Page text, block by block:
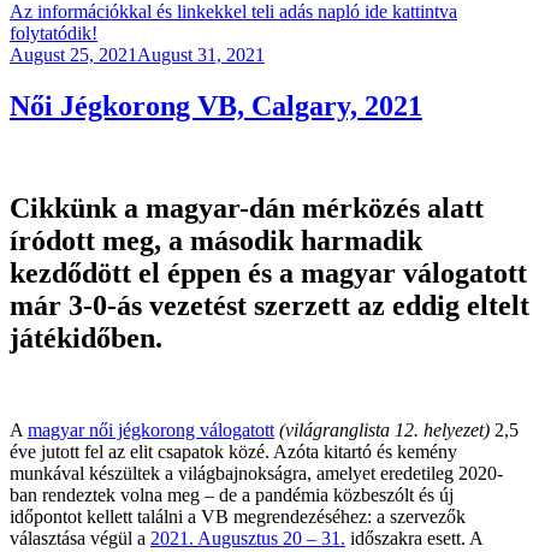
Az információkkal és linkekkel teli adás napló ide kattintva
folytatódik!
Posted
August 25, 2021August 31, 2021
Női Jégkorong VB, Calgary, 2021
Cikkünk a magyar-dán mérközés alatt
íródott meg, a második harmadik
kezdődött el éppen és a magyar válogatott
már 3-0-ás vezetést szerzett az eddig eltelt
játékidőben.
A magyar női jégkorong válogatott (világranglista 12. helyezet) 2,5
éve jutott fel az elit csapatok közé. Azóta kitartó és kemény
munkával készültek a világbajnokságra, amelyet eredetileg 2020-
ban rendeztek volna meg – de a pandémia közbeszólt és új
időpontot kellett találni a VB megrendezéséhez: a szervezők
választása végül a 2021. Augusztus 20 – 31. időszakra esett. A